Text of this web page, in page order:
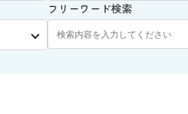
フリーワード検索